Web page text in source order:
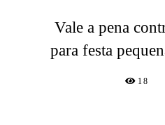
Vale a pena
para festa
18